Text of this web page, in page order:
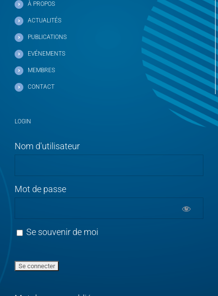
À PROPOS
ACTUALITÉS
PUBLICATIONS
EVÉNEMENTS
MEMBRES
CONTACT
LOGIN
Nom d'utilisateur
Mot de passe
Se souvenir de moi